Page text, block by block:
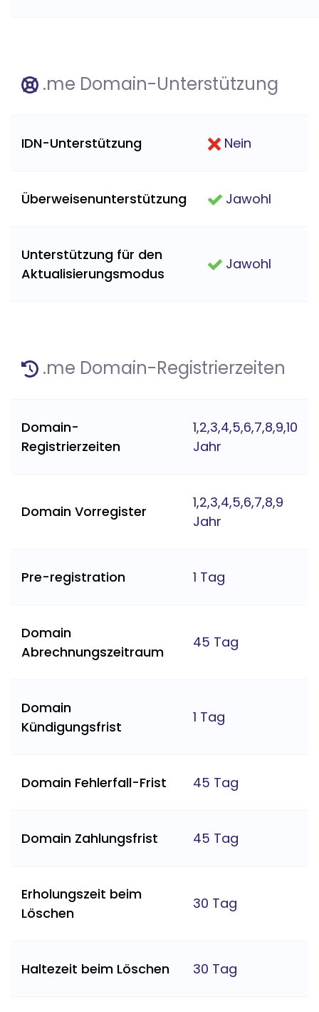
.me Domain-Unterstützung
IDN-Unterstützung Nein
Überweisenunterstützung Jawohl
Unterstützung für den
Aktualisierungsmodus
Jawohl
.me Domain-Registrierzeiten
Domain-
Registrierzeiten
1,2,3,4,5,6,7,8,9,10
Jahr
Domain Vorregister
1,2,3,4,5,6,7,8,9
Jahr
Pre-registration 1 Tag
Domain
Abrechnungszeitraum
45 Tag
Domain
Kündigungsfrist
1 Tag
Domain Fehlerfall-Frist 45 Tag
Domain Zahlungsfrist 45 Tag
Erholungszeit beim
Löschen
30 Tag
Haltezeit beim Löschen 30 Tag